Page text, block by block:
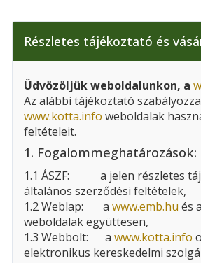
Részletes tájékoztató és
Üdvözöljük weboldalunkon, a
Az alábbi tájékoztató
www.kotta.info weboldalak
feltételeit.
1. Fogalommeghatározások:
1.1 ÁSZF: a jelen részletes
általános szerződési feltételek,
1.2 Weblap: a www.emb.hu és a
weboldalak együttesen,
1.3 Webbolt: a www.kotta.info
elektronikus kereskedelmi